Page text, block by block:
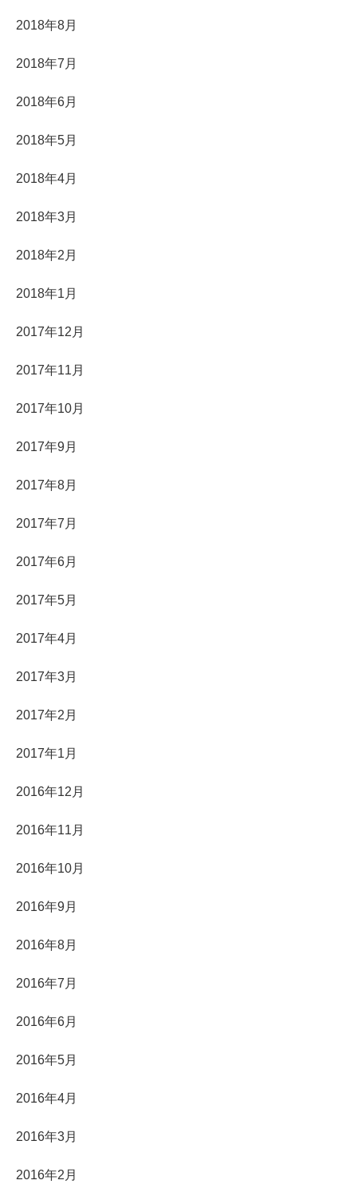
2018年8月
2018年7月
2018年6月
2018年5月
2018年4月
2018年3月
2018年2月
2018年1月
2017年12月
2017年11月
2017年10月
2017年9月
2017年8月
2017年7月
2017年6月
2017年5月
2017年4月
2017年3月
2017年2月
2017年1月
2016年12月
2016年11月
2016年10月
2016年9月
2016年8月
2016年7月
2016年6月
2016年5月
2016年4月
2016年3月
2016年2月